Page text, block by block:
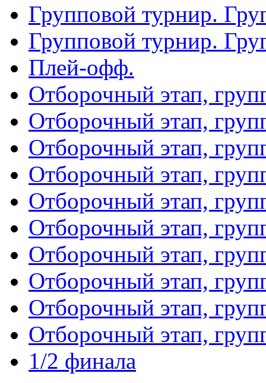
Групповой турнир.
Групповой турнир.
Плей-офф.
Отборочный этап,
Отборочный этап,
Отборочный этап,
Отборочный этап,
Отборочный этап,
Отборочный этап,
Отборочный этап,
Отборочный этап,
Отборочный этап,
Отборочный этап,
1/2 финала